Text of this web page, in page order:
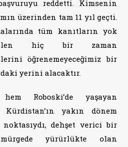
reddetti. Kimsenin
üzerinden tam 11 yıl geçti.
tüm kanıtların yok
hiç bir zaman
öğrenemeyeceğimiz bir
yerini alacaktır.
Roboski’de yaşayan
yakın dönem
dehşet verici bir
yürürlükte olan